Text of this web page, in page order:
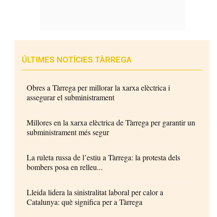
ÚLTIMES NOTÍCIES TÀRREGA
Obres a Tàrrega per millorar la xarxa elèctrica i
assegurar el subministrament
Millores en la xarxa elèctrica de Tàrrega per garantir un
subministrament més segur
La ruleta russa de l’estiu a Tàrrega: la protesta dels
bombers posa en relleu...
Lleida lidera la sinistralitat laboral per calor a
Catalunya: què significa per a Tàrrega